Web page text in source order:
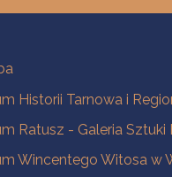
Historii Tarnowa i
Ratusz - Galeria Sztuki
Wincentego Witosa w